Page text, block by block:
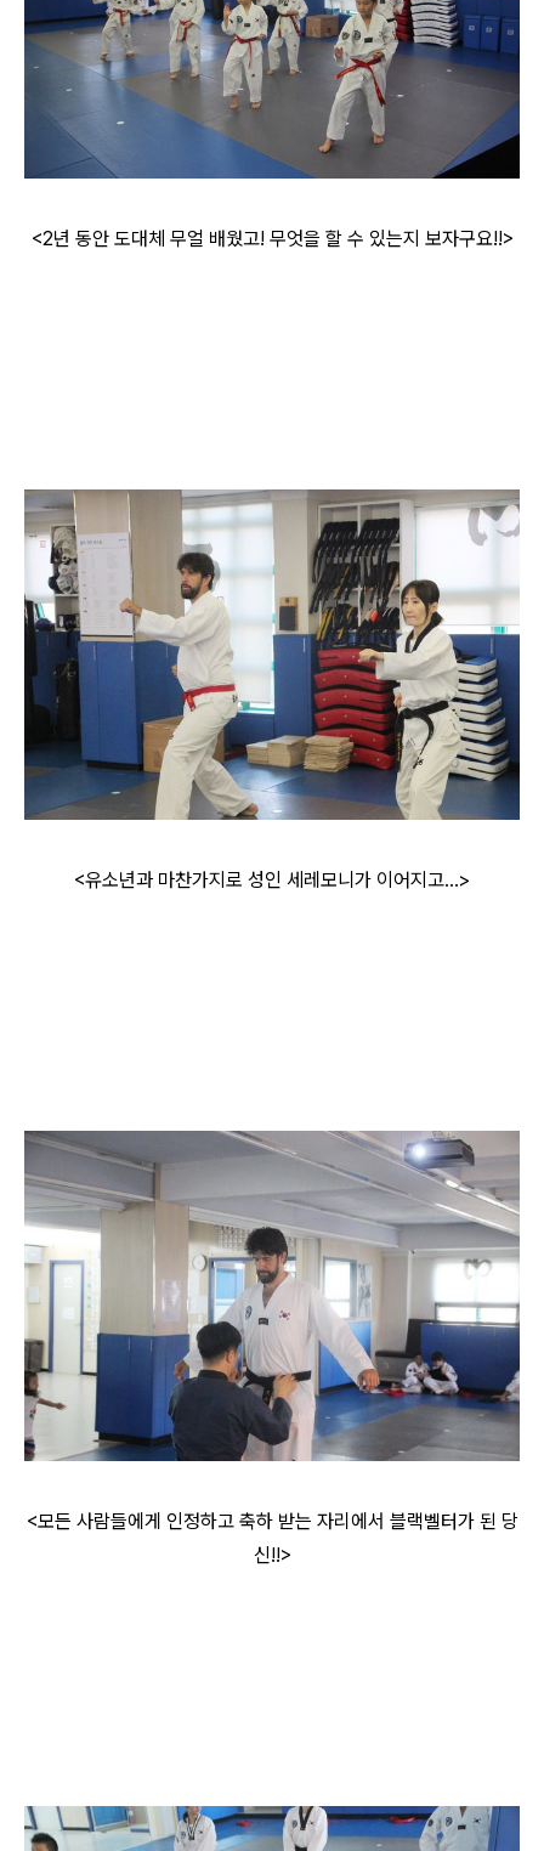
<2년 동안 도대체 무얼 배웠고! 무엇을 할 수 있는지 보자구요!!>
<유소년과 마찬가지로 성인 세레모니가 이어지고...>
<모든 사람들에게 인정하고 축하 받는 자리에서 블랙벨터가 된 당
신!!>